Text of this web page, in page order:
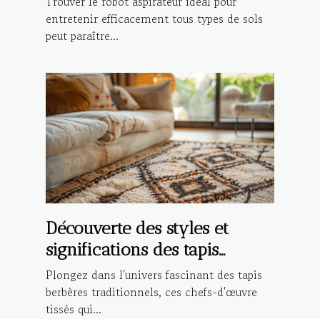
entretenir efficacement tous types de sols
peut paraître...
Découverte des styles et
significations des tapis
berbères traditionnels
Plongez dans l'univers fascinant des tapis
berbères traditionnels, ces chefs-d'œuvre
tissés qui...